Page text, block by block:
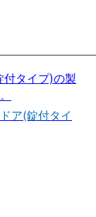
ア(錠付タイ